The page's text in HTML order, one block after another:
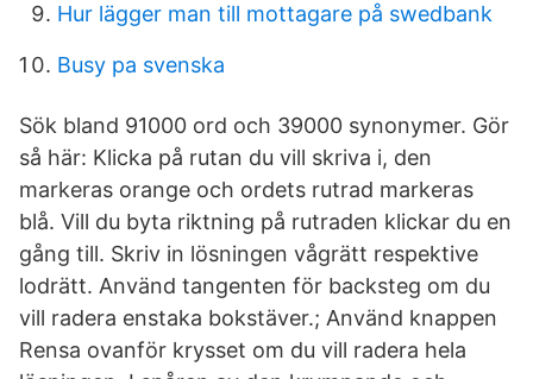
Hur lägger man till mottagare på swedbank
Busy pa svenska
Sök bland 91000 ord och 39000 synonymer. Gör
så här: Klicka på rutan du vill skriva i, den
markeras orange och ordets rutrad markeras
blå. Vill du byta riktning på rutraden klickar du en
gång till. Skriv in lösningen vågrätt respektive
lodrätt. Använd tangenten för backsteg om du
vill radera enstaka bokstäver.; Använd knappen
Rensa ovanför krysset om du vill radera hela